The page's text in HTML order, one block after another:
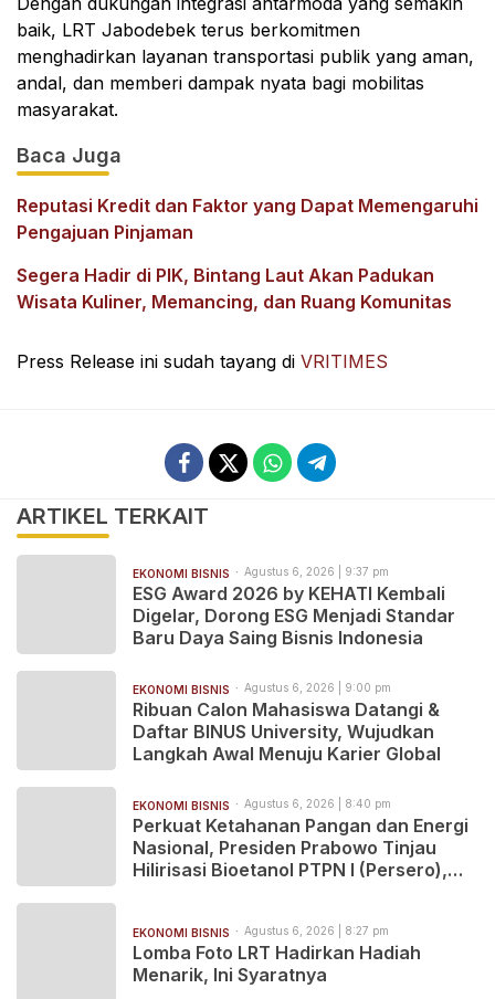
baik, LRT Jabodebek terus berkomitmen
menghadirkan layanan transportasi publik yang aman,
andal, dan memberi dampak nyata bagi mobilitas
masyarakat.
Baca Juga
Reputasi Kredit dan Faktor yang Dapat Memengaruhi
Pengajuan Pinjaman
Segera Hadir di PIK, Bintang Laut Akan Padukan
Wisata Kuliner, Memancing, dan Ruang Komunitas
Press Release ini sudah tayang di VRITIMES
ARTIKEL TERKAIT
EKONOMI BISNIS Agustus 6, 2026 | 9:37 pm
ESG Award 2026 by KEHATI Kembali
Digelar, Dorong ESG Menjadi Standar
Baru Daya Saing Bisnis Indonesia
EKONOMI BISNIS Agustus 6, 2026 | 9:00 pm
Ribuan Calon Mahasiswa Datangi &
Daftar BINUS University, Wujudkan
Langkah Awal Menuju Karier Global
EKONOMI BISNIS Agustus 6, 2026 | 8:40 pm
Perkuat Ketahanan Pangan dan Energi
Nasional, Presiden Prabowo Tinjau
Hilirisasi Bioetanol PTPN I (Persero),
EKONOMI BISNIS Agustus 6, 2026 | 8:27 pm
Lomba Foto LRT Hadirkan Hadiah
Menarik, Ini Syaratnya